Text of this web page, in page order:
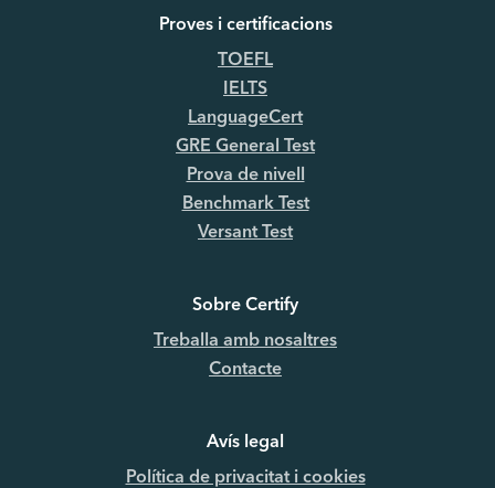
Proves i certificacions
TOEFL
IELTS
LanguageCert
GRE General Test
Prova de nivell
Benchmark Test
Versant Test
Sobre Certify
Treballa amb nosaltres
Contacte
Avís legal
Política de privacitat i cookies